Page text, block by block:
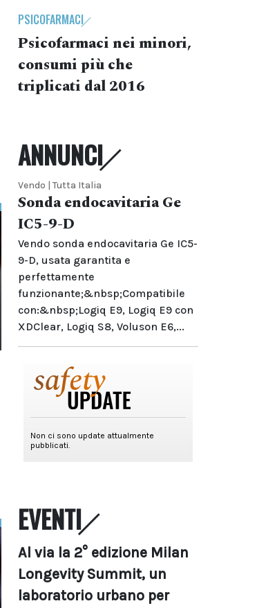
PSICOFARMACI
Psicofarmaci nei minori,
consumi più che
triplicati dal 2016
ANNUNCI
Vendo | Tutta Italia
Sonda endocavitaria Ge
IC5-9-D
Vendo sonda endocavitaria Ge IC5-
9-D, usata garantita e
perfettamente
funzionante;&nbsp;Compatibile
con:&nbsp;Logiq E9, Logiq E9 con
XDClear, Logiq S8, Voluson E6,...
EVENTI
Al via la 2° edizione Milan
Longevity Summit, un
laboratorio urbano per